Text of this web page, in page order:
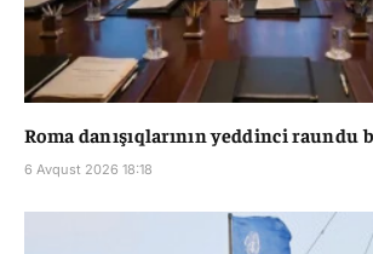
Roma danışıqlarının yeddinci raundu
6 Avqust 2026 18:18